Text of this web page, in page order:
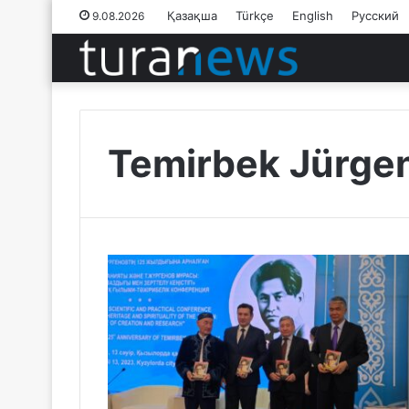
9.08.2026 Қазақша Türkçe English Русский
Temirbek